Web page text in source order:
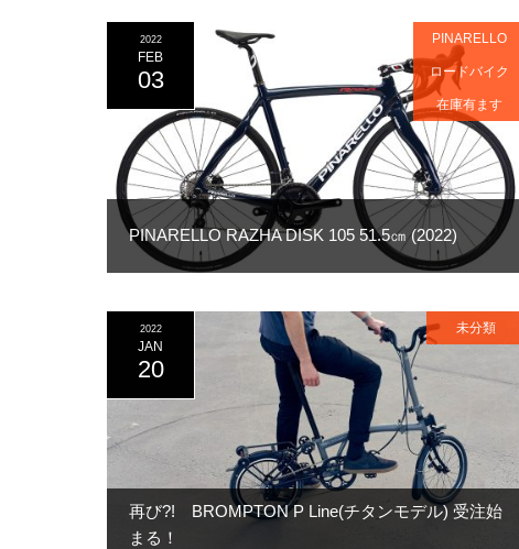
PINARELLO RAZHA DISK 105 51.5㎝ (2022)
2022
FEB
03
PINARELLO
ロードバイク
在庫有ます
再び?! BROMPTON P Line(チタンモデル) 受注始
まる！
2022
JAN
20
未分類